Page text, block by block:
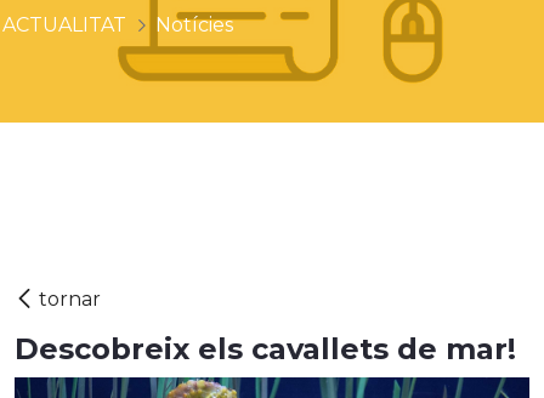
ACTUALITAT Notícies
Descobreix els cavallets de mar!